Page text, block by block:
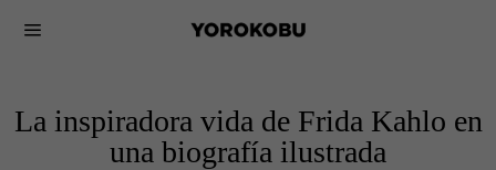
La inspiradora vida de Frida Kahlo en
una biografía ilustrada